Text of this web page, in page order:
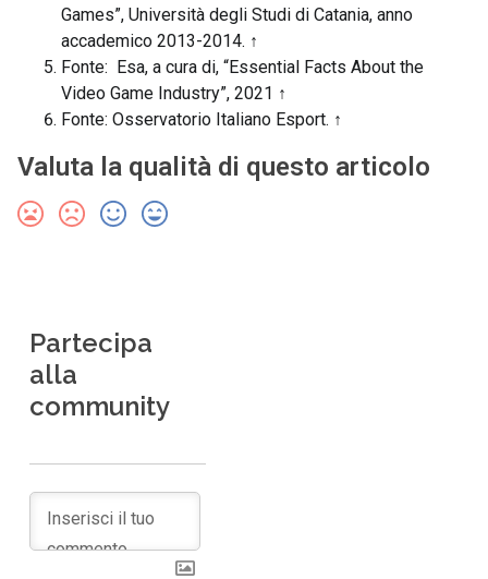
Games”, Università degli Studi di Catania, anno
accademico 2013-2014. ↑
Fonte: Esa, a cura di, “Essential Facts About the
Video Game Industry”, 2021 ↑
Fonte: Osservatorio Italiano Esport. ↑
Valuta la qualità di questo articolo
Partecipa
alla
community